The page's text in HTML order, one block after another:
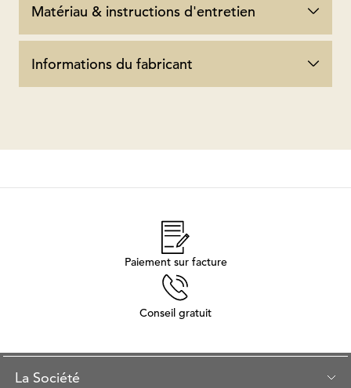
Matériau & instructions d'entretien
Informations du fabricant
Paiement sur facture
Conseil gratuit
La Société